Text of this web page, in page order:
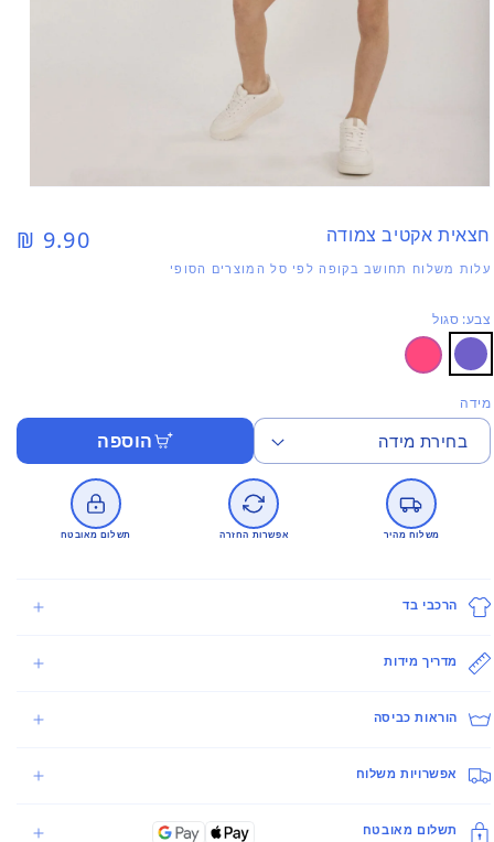
חצאית אקטיב צמודה
מחיר
9.90 ₪
עלות משלוח תחושב בקופה לפי סל המוצרים הסופי
צבע: סגול
מידה
הוספה
משלוח מהיר אפשרות החזרה תשלום מאובטח
הרכבי בד
מדריך מידות
הוראות כביסה
אפשרויות משלוח
תשלום מאובטח